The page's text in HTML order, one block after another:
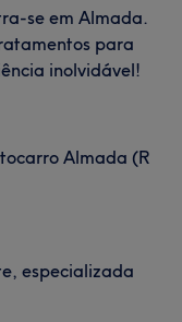
se em Almada.
para
inolvidável!
Almada (R
especializada